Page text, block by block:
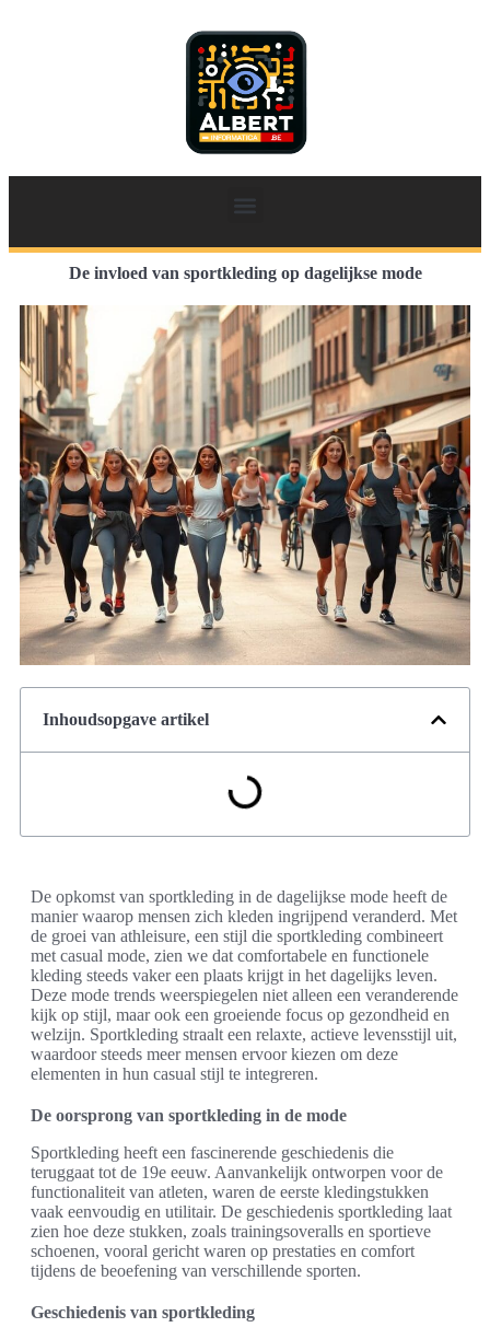
De invloed van sportkleding op dagelijkse mode
Inhoudsopgave artikel
De opkomst van sportkleding in de dagelijkse mode heeft de
manier waarop mensen zich kleden ingrijpend veranderd. Met
de groei van athleisure, een stijl die sportkleding combineert
met casual mode, zien we dat comfortabele en functionele
kleding steeds vaker een plaats krijgt in het dagelijks leven.
Deze mode trends weerspiegelen niet alleen een veranderende
kijk op stijl, maar ook een groeiende focus op gezondheid en
welzijn. Sportkleding straalt een relaxte, actieve levensstijl uit,
waardoor steeds meer mensen ervoor kiezen om deze
elementen in hun casual stijl te integreren.
De oorsprong van sportkleding in de mode
Sportkleding heeft een fascinerende geschiedenis die
teruggaat tot de 19e eeuw. Aanvankelijk ontworpen voor de
functionaliteit van atleten, waren de eerste kledingstukken
vaak eenvoudig en utilitair. De geschiedenis sportkleding laat
zien hoe deze stukken, zoals trainingsoveralls en sportieve
schoenen, vooral gericht waren op prestaties en comfort
tijdens de beoefening van verschillende sporten.
Geschiedenis van sportkleding